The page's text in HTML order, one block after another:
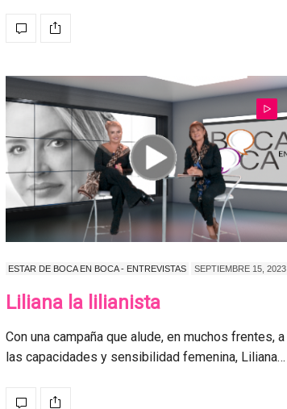
ESTAR DE BOCA EN BOCA - ENTREVISTAS SEPTIEMBRE 15, 2023
Liliana la lilianista
Con una campaña que alude, en muchos frentes, a
las capacidades y sensibilidad femenina, Liliana…